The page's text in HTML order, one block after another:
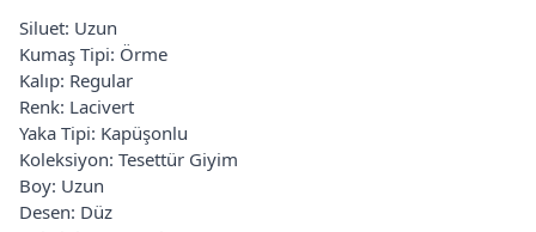
Siluet: Uzun
Kumaş Tipi: Örme
Kalıp: Regular
Renk: Lacivert
Yaka Tipi: Kapüşonlu
Koleksiyon: Tesettür Giyim
Boy: Uzun
Desen: Düz